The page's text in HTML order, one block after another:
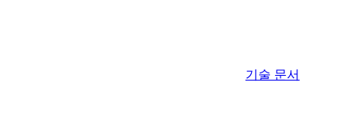
기술 문서